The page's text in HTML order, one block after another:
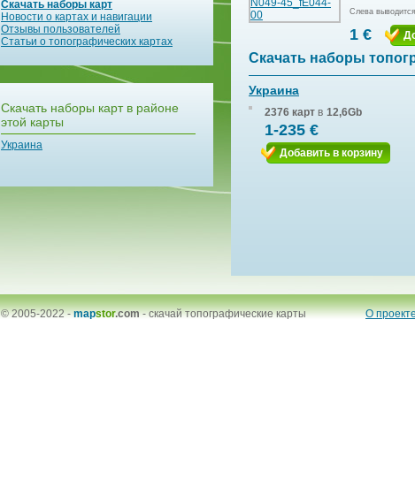
Скачать наборы карт
Новости о картах и навигации
Отзывы пользователей
Статьи о топографических картах
Скачать наборы карт в районе
этой карты
Украина
Слева
1 €
Скачать наборы
Украина
2376 карт в 12,6Gb
1-235 €
Добавить в корзину
© 2005-2022 -mapstor.com-скачай топографические карты О